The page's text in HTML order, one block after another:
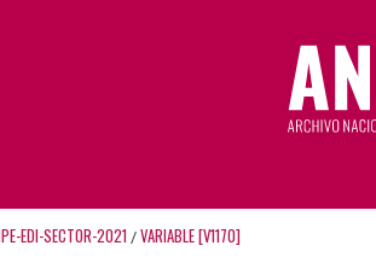
EDI-SECTOR-2021 / VARIABLE [V1170]